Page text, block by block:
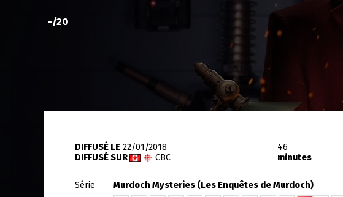
-/20
DIFFUSÉ LE 22/01/2018
DIFFUSÉ SUR
CBC
46
minutes
Série
Murdoch Mysteries (Les Enquêtes de Murdoch)